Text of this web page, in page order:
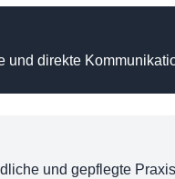
und direkte
und gepflegte